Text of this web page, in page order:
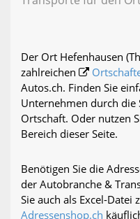
Der Ort Hefenhausen
zahlreichen
Autos.ch. Finden Sie
Unternehmen durch die
Ortschaft. Oder nutzen
Bereich dieser Seite.
Benötigen Sie die
der Autobranche &
Sie auch als Excel-
Adressenshop.ch